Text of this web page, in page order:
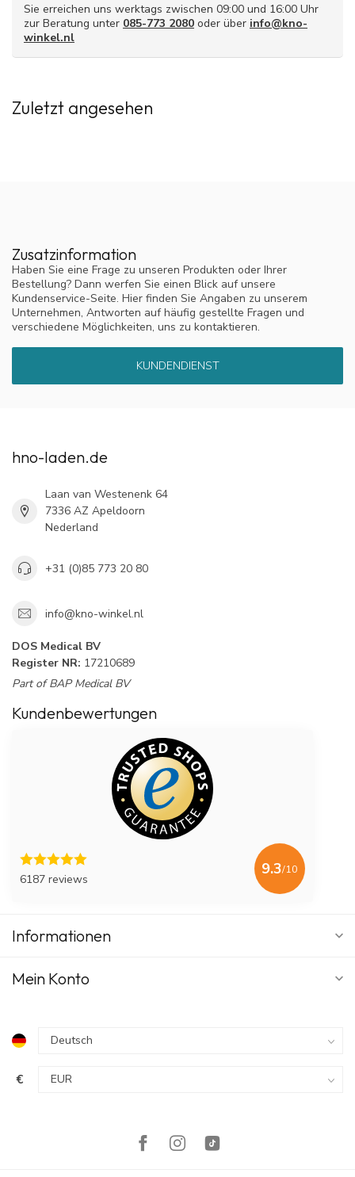
Sie erreichen uns werktags zwischen 09:00 und 16:00 Uhr
zur Beratung unter 085-773 2080 oder über info@kno-
winkel.nl
Zuletzt angesehen
Zusatzinformation
Haben Sie eine Frage zu unseren Produkten oder Ihrer
Bestellung? Dann werfen Sie einen Blick auf unsere
Kundenservice-Seite. Hier finden Sie Angaben zu unserem
Unternehmen, Antworten auf häufig gestellte Fragen und
verschiedene Möglichkeiten, uns zu kontaktieren.
KUNDENDIENST
hno-laden.de
Laan van Westenenk 64
7336 AZ Apeldoorn
Nederland
+31 (0)85 773 20 80
info@kno-winkel.nl
DOS Medical BV
Register NR: 17210689
Part of BAP Medical BV
Kundenbewertungen
6187 reviews
9.3/10
Informationen
Mein Konto
€